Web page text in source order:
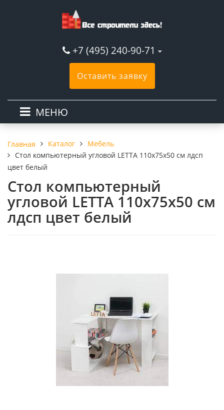
+7 (495) 240-90-71
Оставить заявку
МЕНЮ
Главная Каталог
Мебель
Стол компьютерный угловой LETTA 110х75х50 см лдсп
цвет белый
Стол компьютерный
угловой LETTA 110х75х50 см
лдсп цвет белый